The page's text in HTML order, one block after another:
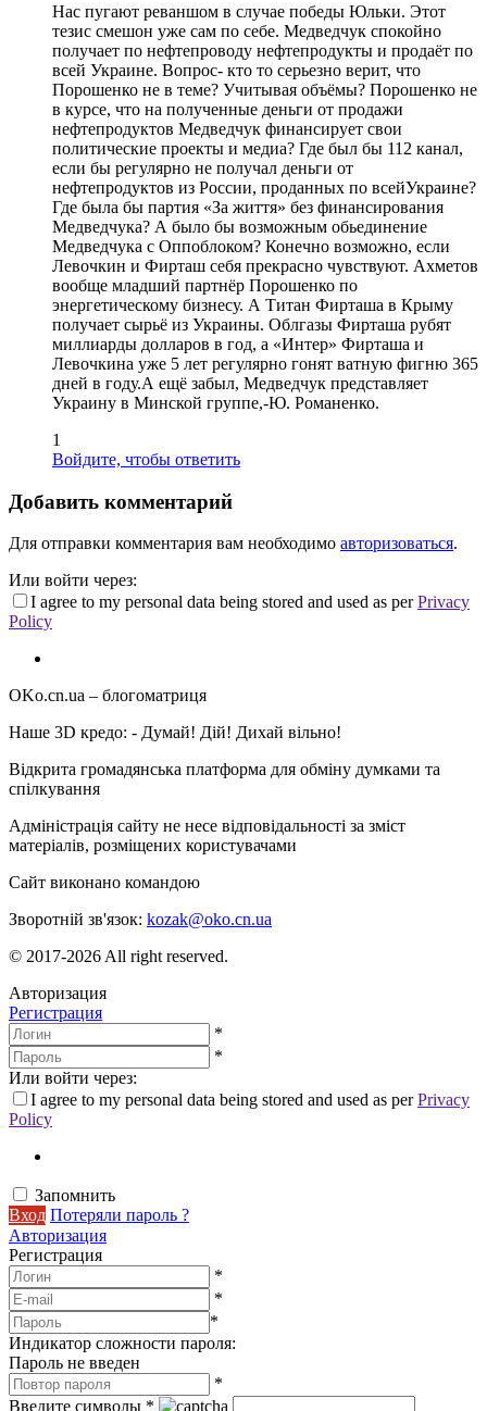
Нас пугают реваншом в случае победы Юльки. Этот
тезис смешон уже сам по себе. Медведчук спокойно
получает по нефтепроводу нефтепродукты и продаёт по
всей Украине. Вопрос- кто то серьезно верит, что
Порошенко не в теме? Учитывая объёмы? Порошенко не
в курсе, что на полученные деньги от продажи
нефтепродуктов Медведчук финансирует свои
политические проекты и медиа? Где был бы 112 канал,
если бы регулярно не получал деньги от
нефтепродуктов из России, проданных по всейУкраине?
Где была бы партия «За життя» без финансирования
Медведчука? А было бы возможным обьединение
Медведчука с Оппоблоком? Конечно возможно, если
Левочкин и Фирташ себя прекрасно чувствуют. Ахметов
вообще младший партнёр Порошенко по
энергетическому бизнесу. А Титан Фирташа в Крыму
получает сырьё из Украины. Облгазы Фирташа рубят
миллиарды долларов в год, а «Интер» Фирташа и
Левочкина уже 5 лет регулярно гонят ватную фигню 365
дней в году.А ещё забыл, Медведчук представляет
Украину в Минской группе,-Ю. Романенко.
1
Войдите, чтобы ответить
Добавить комментарий
Для отправки комментария вам необходимо авторизоваться.
Или войти через:
I agree to my personal data being stored and used as perPrivacy
Policy
OKo.cn.ua – блогоматриця
Наше 3D кредо: - Думай! Дій! Дихай вільно!
Відкрита громадянська платформа для обміну думками та
спілкування
Адміністрація сайту не несе відповідальності за зміст
матеріалів, розміщених користувачами
Сайт виконано командою
Зворотній зв'язок: kozak@oko.cn.ua
© 2017-2026 All right reserved.
Авторизация
Регистрация
*
*
Или войти через:
I agree to my personal data being stored and used as perPrivacy
Policy
Запомнить
Вход Потеряли пароль ?
Авторизация
Регистрация
*
*
*
Индикатор сложности пароля:
Пароль не введен
*
Введите символы *